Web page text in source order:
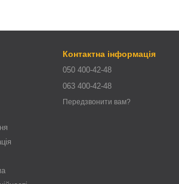
Контактна інформація
050 400-42-48
063 400-42-48
Передзвонити вам?